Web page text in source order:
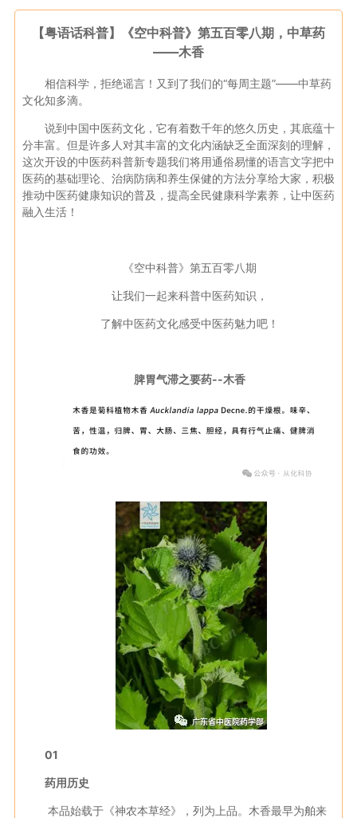
【粤语话科普】《空中科普》第五百零八期，中草药
——木香
相信科学，拒绝谣言！又到了我们的“每周主题”——中草药
文化知多滴。
说到中国中医药文化，它有着数千年的悠久历史，其底蕴十
分丰富。但是许多人对其丰富的文化内涵缺乏全面深刻的理解，
这次开设的中医药科普新专题我们将用通俗易懂的语言文字把中
医药的基础理论、治病防病和养生保健的方法分享给大家，积极
推动中医药健康知识的普及，提高全民健康科学素养，让中医药
融入生活！
《空中科普》第五百零八期
让我们一起来科普中医药知识，
了解中医药文化感受中医药魅力吧！
脾胃气滞之要药--木香
01
药用历史
本品始载于《神农本草经》，列为上品。木香最早为舶来